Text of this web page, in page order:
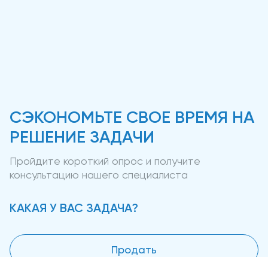
СЭКОНОМЬТЕ СВОЕ ВРЕМЯ НА
РЕШЕНИЕ ЗАДАЧИ
Пройдите короткий опрос и получите
консультацию нашего специалиста
КАКАЯ У ВАС ЗАДАЧА?
Продать